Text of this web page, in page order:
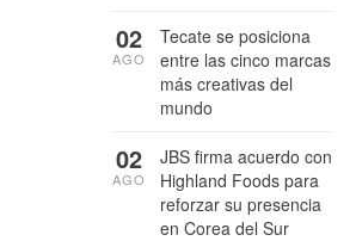
Tecate se posiciona
entre las cinco marcas
más creativas del
mundo
02
AGO
JBS firma acuerdo con
Highland Foods para
reforzar su presencia
en Corea del Sur
02
AGO